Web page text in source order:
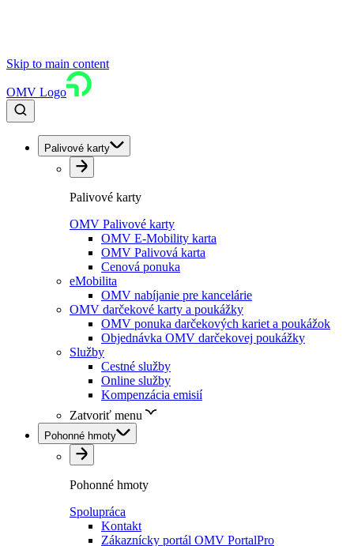
Skip to main content
OMV Logo
Palivové karty
Palivové karty
OMV Palivové karty
OMV E-Mobility karta
OMV Palivová karta
Cenová ponuka
eMobilita
OMV nabíjanie pre kancelárie
OMV darčekové karty a poukážky
OMV ponuka darčekových kariet a poukážok
Objednávka OMV darčekovej poukážky
Služby
Cestné služby
Online služby
Kompenzácia emisií
Zatvoriť menu
Pohonné hmoty
Pohonné hmoty
Spolupráca
Kontakt
Zákaznícky portál OMV PortalPro